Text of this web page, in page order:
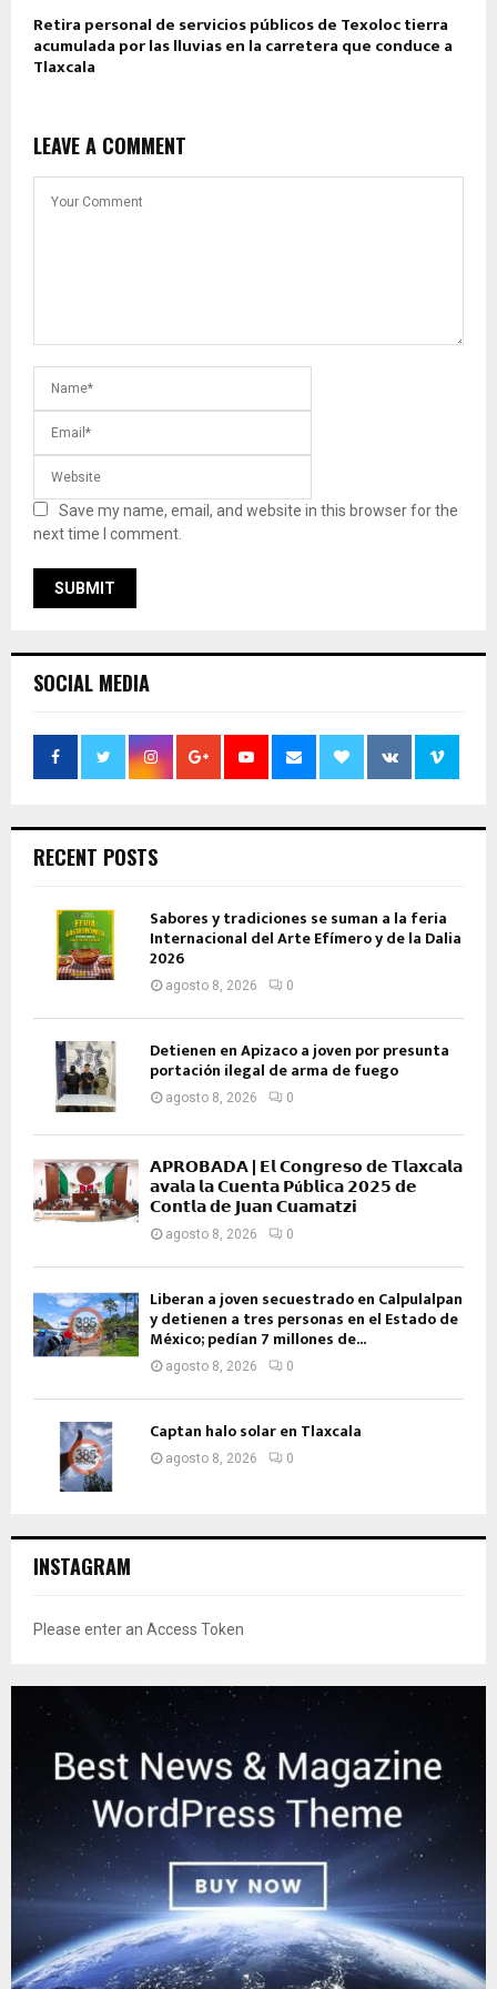
Retira personal de servicios públicos de Texoloc tierra
acumulada por las lluvias en la carretera que conduce a
Tlaxcala
LEAVE A COMMENT
Save my name, email, and website in this browser for the
next time I comment.
SOCIAL MEDIA
RECENT POSTS
Sabores y tradiciones se suman a la feria
Internacional del Arte Efímero y de la Dalia
2026
agosto 8, 2026 0
Detienen en Apizaco a joven por presunta
portación ilegal de arma de fuego
agosto 8, 2026 0
𝗔𝗣𝗥𝗢𝗕𝗔𝗗𝗔 | 𝗘𝗹 𝗖𝗼𝗻𝗴𝗿𝗲𝘀𝗼 𝗱𝗲 𝗧𝗹𝗮𝘅𝗰𝗮𝗹𝗮
𝗮𝘃𝗮𝗹𝗮 𝗹𝗮 𝗖𝘂𝗲𝗻𝘁𝗮 𝗣ú𝗯𝗹𝗶𝗰𝗮 𝟮𝟬𝟮𝟱 𝗱𝗲
𝗖𝗼𝗻𝘁𝗹𝗮 𝗱𝗲 𝗝𝘂𝗮𝗻 𝗖𝘂𝗮𝗺𝗮𝘁𝘇𝗶
agosto 8, 2026 0
Liberan a joven secuestrado en Calpulalpan
y detienen a tres personas en el Estado de
México; pedían 7 millones de...
agosto 8, 2026 0
Captan halo solar en Tlaxcala
agosto 8, 2026 0
INSTAGRAM
Please enter an Access Token